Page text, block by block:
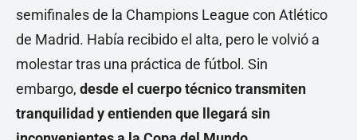
semifinales de la Champions League con Atlético
de Madrid. Había recibido el alta, pero le volvió a
molestar tras una práctica de fútbol. Sin
embargo, desde el cuerpo técnico transmiten
tranquilidad y entienden que llegará sin